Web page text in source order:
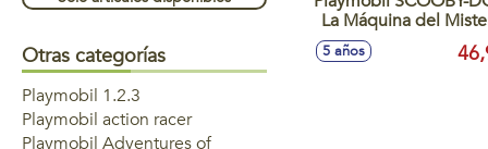
La Máquina del
5 años
Otras categorías
Playmobil 1.2.3
Playmobil action racer
Playmobil Adventures of